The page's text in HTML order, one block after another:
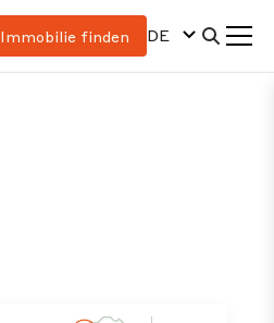
Immobilie finden DE